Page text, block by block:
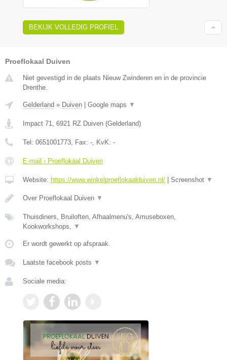
BEKIJK VOLLEDIG PROFIEL
Proeflokaal Duiven
Niet gevestigd in de plaats Nieuw Zwinderen en in de provincie
Drenthe.
Gelderland » Duiven | Google maps ▼
Impact 71 6921 RZ Duiven (Gelderland)
Tel: 0651001773 , Fax: - , KvK: -
E-mail › Proeflokaal Duiven
Website: https://www.winkelproeflokaalduiven.nl/ | Screenshot ▼
Over Proeflokaal Duiven ▼
Thuisdiners, Bruiloften, Afhaalmenu's, Amuseboxen,
Kookworkshops,
▼
Er wordt gewerkt op afspraak.
Laatste facebook posts ▼
Sociale media: